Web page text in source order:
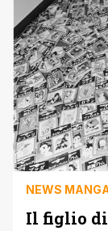
NEWS
Il figlio di